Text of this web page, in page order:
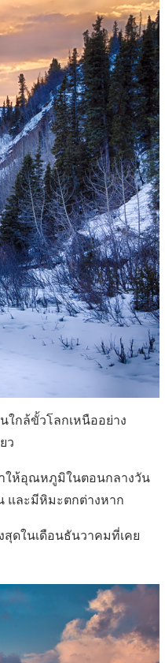
กล้ขั้วโลกเหนืออย่าง
ว
ให้อุณหภูมิในตอนกลางวัน
และมีหิมะตกต่างหาก
ดในเดือนธันวาคมที่เคย